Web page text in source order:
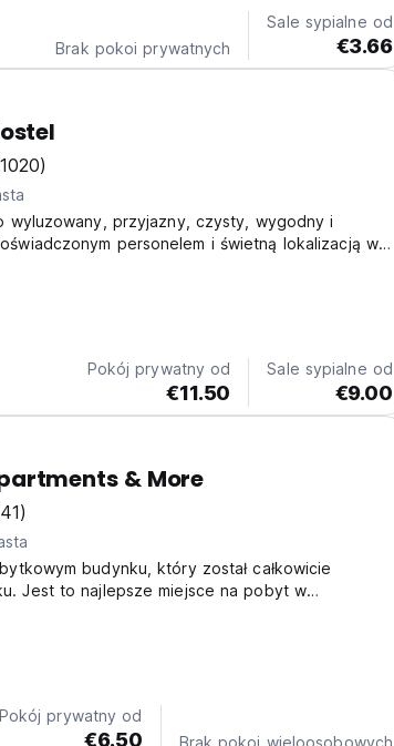
Brak pokoi prywatnych
Sale sypialne od
€3.66
wyluzowany, przyjazny, czysty, wygodny i
personelem i świetną lokalizacją w
Pokój prywatny od
€11.50
Sale sypialne od
€9.00
& More
budynku, który został całkowicie
Jest to najlepsze miejsce na pobyt w
mieście w Rumunii.
Pokój prywatny od
€6.50 Brak pokoi wieloosobowych